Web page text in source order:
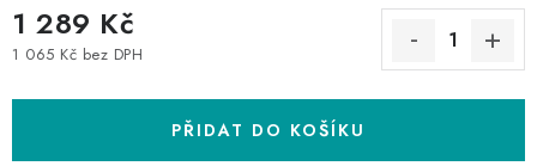
1 289 Kč
1 065 Kč bez DPH
PŘIDAT DO KOŠÍKU